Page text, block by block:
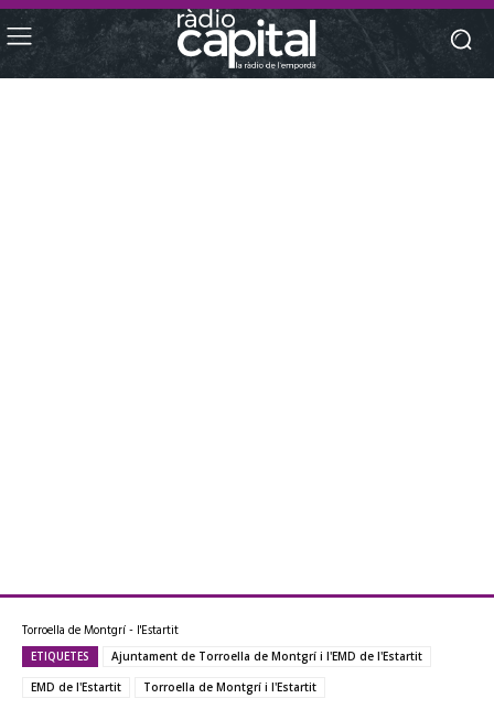
Torroella de Montgrí - l'Estartit
ETIQUETES
Ajuntament de Torroella de Montgrí i l'EMD de l'Estartit
EMD de l'Estartit
Torroella de Montgrí i l'Estartit